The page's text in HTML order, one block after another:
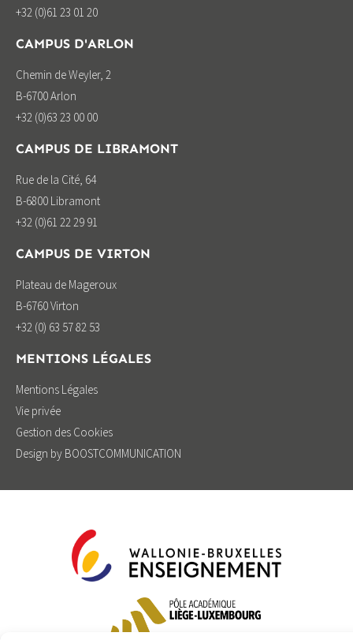
+32 (0)61 23 01 20
CAMPUS D'ARLON
Chemin de Weyler, 2
B-6700 Arlon
+32 (0)63 23 00 00
CAMPUS DE LIBRAMONT
Rue de la Cité, 64
B-6800 Libramont
+32 (0)61 22 29 91
CAMPUS DE VIRTON
Plateau de Mageroux
B-6760 Virton
+32 (0) 63 57 82 53
MENTIONS LÉGALES
Mentions Légales
Vie privée
Gestion des Cookies
Design by BOOSTCOMMUNICATION